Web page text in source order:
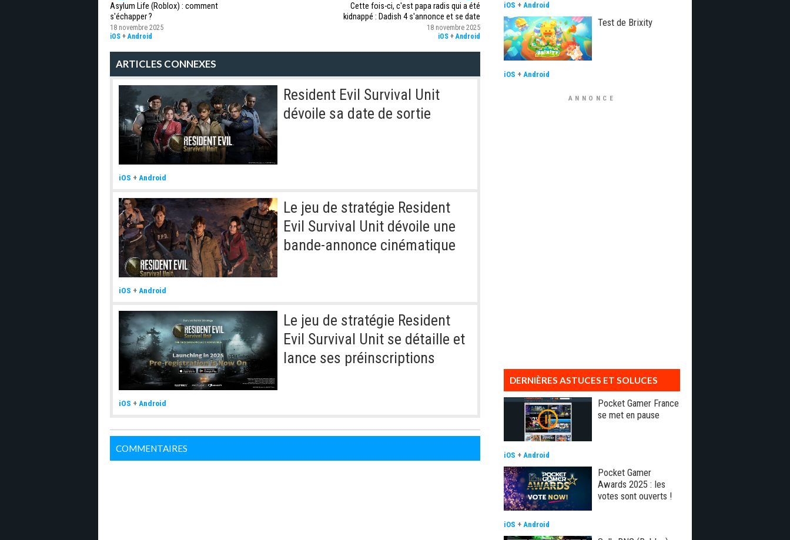
Asylum Life (Roblox) : comment
s'échapper ?
18 novembre 2025
iOS + Android
Cette fois-ci, c'est papa radis qui a été
kidnappé : Dadish 4 s'annonce et se date
18 novembre 2025
iOS + Android
ARTICLES CONNEXES
Resident Evil Survival Unit
dévoile sa date de sortie
iOS + Android
Le jeu de stratégie Resident
Evil Survival Unit dévoile une
bande-annonce cinématique
iOS + Android
Le jeu de stratégie Resident
Evil Survival Unit se détaille et
lance ses préinscriptions
iOS + Android
COMMENTAIRES
iOS + Android
Test de Brixity
iOS + Android
ANNONCE
DERNIÈRES ASTUCES ET SOLUCES
Pocket Gamer France
se met en pause
iOS + Android
Pocket Gamer
Awards 2025 : les
votes sont ouverts !
iOS + Android